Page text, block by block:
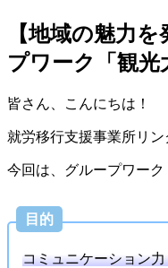
【地域の魅力
プワーク「観光
皆さん、こんにちは！
就労移行支援事業所リ
今回は、グループワーク
目的
コミュニケーション